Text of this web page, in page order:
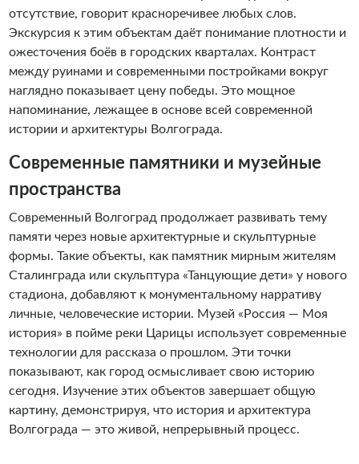
отсутствие, говорит красноречивее любых слов.
Экскурсия к этим объектам даёт понимание плотности и
ожесточения боёв в городских кварталах. Контраст
между руинами и современными постройками вокруг
наглядно показывает цену победы. Это мощное
напоминание, лежащее в основе всей современной
истории и архитектуры Волгограда.
Современные памятники и музейные
пространства
Современный Волгоград продолжает развивать тему
памяти через новые архитектурные и скульптурные
формы. Такие объекты, как памятник мирным жителям
Сталинграда или скульптура «Танцующие дети» у нового
стадиона, добавляют к монументальному нарративу
личные, человеческие истории. Музей «Россия — Моя
история» в пойме реки Царицы использует современные
технологии для рассказа о прошлом. Эти точки
показывают, как город осмысливает свою историю
сегодня. Изучение этих объектов завершает общую
картину, демонстрируя, что история и архитектура
Волгограда — это живой, непрерывный процесс.